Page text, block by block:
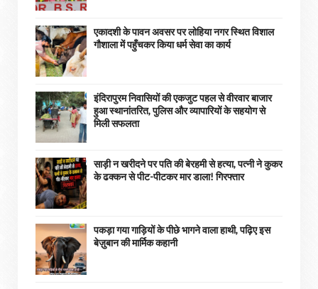
एकादशी के पावन अवसर पर लोहिया नगर स्थित विशाल
गौशाला में पहुँचकर किया धर्म सेवा का कार्य
इंदिरापुरम निवासियों की एकजुट पहल से वीरवार बाजार
हुआ स्थानांतरित, पुलिस और व्यापारियों के सहयोग से
मिली सफलता
साड़ी न खरीदने पर पति की बेरहमी से हत्या, पत्नी ने कुकर
के ढक्कन से पीट-पीटकर मार डाला! गिरफ्तार
पकड़ा गया गाड़ियों के पीछे भागने वाला हाथी, पढ़िए इस
बेज़ुबान की मार्मिक कहानी